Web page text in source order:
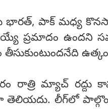
భారత్, పాక్ మధ్య
అయ్యే ప్రమాదం
తీసుకుంటుందనేది
రాత్రి మ్యాచ్
తెలియదు. లీగ్‌లో